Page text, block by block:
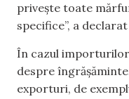
privește toate
specifice”, a
În cazul
despre
exporturi, de